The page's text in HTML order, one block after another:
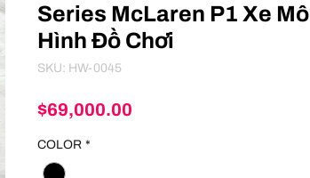
Series McLaren P1 Xe Mô
Hình Đồ Chơi
SKU: HW-0045
$69,000.00
COLOR *